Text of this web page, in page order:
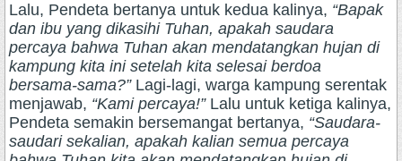
Lalu, Pendeta bertanya untuk kedua kalinya, “Bapak
dan ibu yang dikasihi Tuhan, apakah saudara
percaya bahwa Tuhan akan mendatangkan hujan di
kampung kita ini setelah kita selesai berdoa
bersama-sama?”Lagi-lagi, warga kampung serentak
menjawab, “Kami percaya!”Lalu untuk ketiga kalinya,
Pendeta semakin bersemangat bertanya, “Saudara-
saudari sekalian, apakah kalian semua percaya